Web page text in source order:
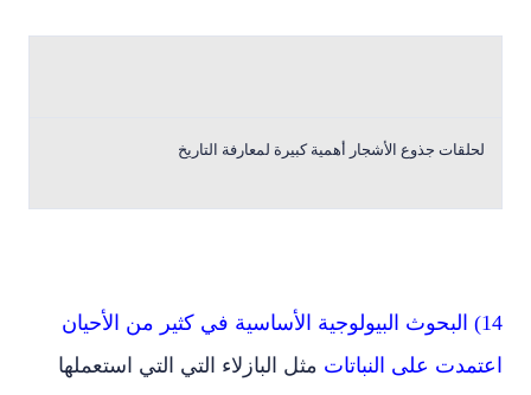
لحلقات جذوع الأشجار أهمية كبيرة لمعارفة التاريخ
14) البحوث البيولوجية الأساسية في كثير من الأحيان
اعتمدت على النباتاتمثل البازلاء التي التي استعملها